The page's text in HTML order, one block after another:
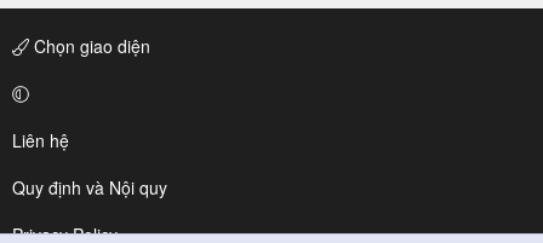
Chọn giao diện
Liên hệ
Quy định và Nội quy
Privacy Policy